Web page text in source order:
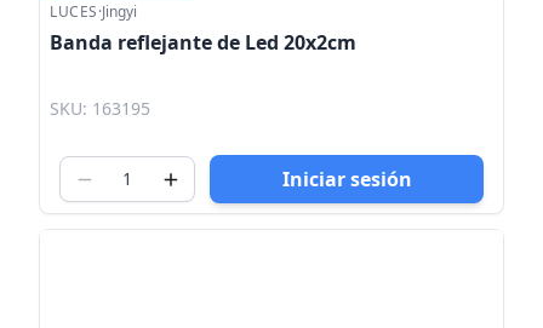
LUCES·Jingyi
Banda reflejante de Led 20x2cm
SKU: 163195
Iniciar sesión